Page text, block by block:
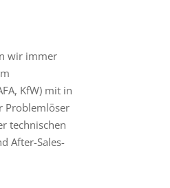
wir immer
KfW) mit in
Problemlöser
technischen
After-Sales-